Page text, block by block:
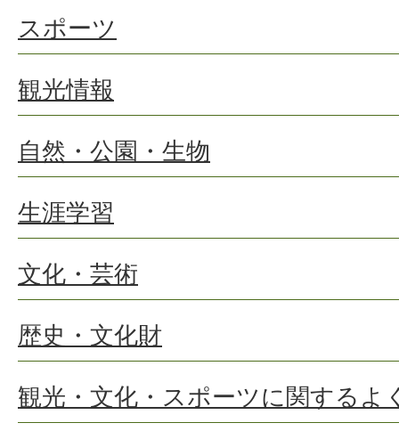
スポーツ
観光情報
自然・公園・生物
生涯学習
文化・芸術
歴史・文化財
観光・文化・スポーツに関するよ